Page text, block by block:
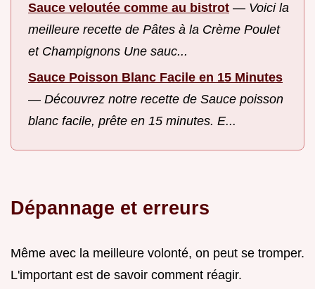
Sauce veloutée comme au bistrot — Voici la
meilleure recette de Pâtes à la Crème Poulet
et Champignons Une sauc...
Sauce Poisson Blanc Facile en 15 Minutes
— Découvrez notre recette de Sauce poisson
blanc facile, prête en 15 minutes. E...
Dépannage et erreurs
Même avec la meilleure volonté, on peut se tromper.
L'important est de savoir comment réagir.